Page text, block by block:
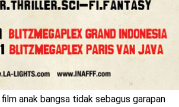
anak bangsa tidak sebagus garapan